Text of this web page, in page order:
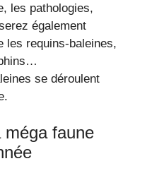
les pathologies,
également
les requins-baleines,
se déroulent
méga faune